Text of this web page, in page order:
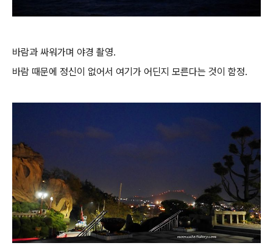
바람과 싸워가며 야경 촬영.
바람 때문에 정신이 없어서 여기가 어딘지 모른다는 것이 함정.